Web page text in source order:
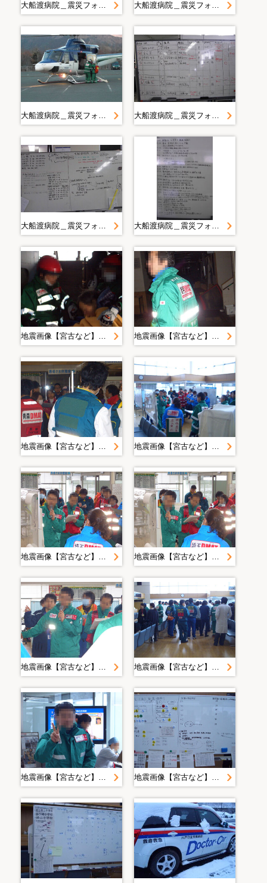
大船渡病院＿震災フォト（提出用）＿平成２３年３月１１日 東北関東大震災＿３．１８ 大船渡病院前 大船渡病院＿震災フォト（提出用）＿平成２３年３月１１日 東北関東大震災＿３．１８ 大船渡病院前
大船渡病院＿震災フォト（提出用）＿平成２３年３月１１日 東北関東大震災＿３．１８ 大船渡病院前 大船渡病院＿震災フォト（提出用）＿平成２３年３月１１日 東北関東大震災＿３．１９ 大船渡病院事務室
大船渡病院＿震災フォト（提出用）＿平成２３年３月１１日 東北関東大震災＿３．１９ 大船渡病院事務室 大船渡病院＿震災フォト（提出用）＿平成２３年３月１１日 東北関東大震災＿３．１９ 大船渡病院事務室
地震画像【宮古など】＿ＤＭＡＴ 地震画像【宮古など】＿ＤＭＡＴ
地震画像【宮古など】＿ＤＭＡＴ 地震画像【宮古など】＿ＤＭＡＴ
地震画像【宮古など】＿ＤＭＡＴ 地震画像【宮古など】＿ＤＭＡＴ
地震画像【宮古など】＿ＤＭＡＴ 地震画像【宮古など】＿ＤＭＡＴ
地震画像【宮古など】＿ＤＭＡＴ 地震画像【宮古など】＿ＤＭＡＴ